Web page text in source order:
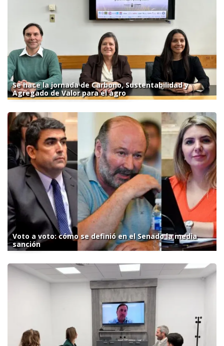
Se hace la jornada de Carbono, Sustentabilidad y
Agregado de Valor para el agro
Voto a voto: cómo se definió en el Senado la media
sanción